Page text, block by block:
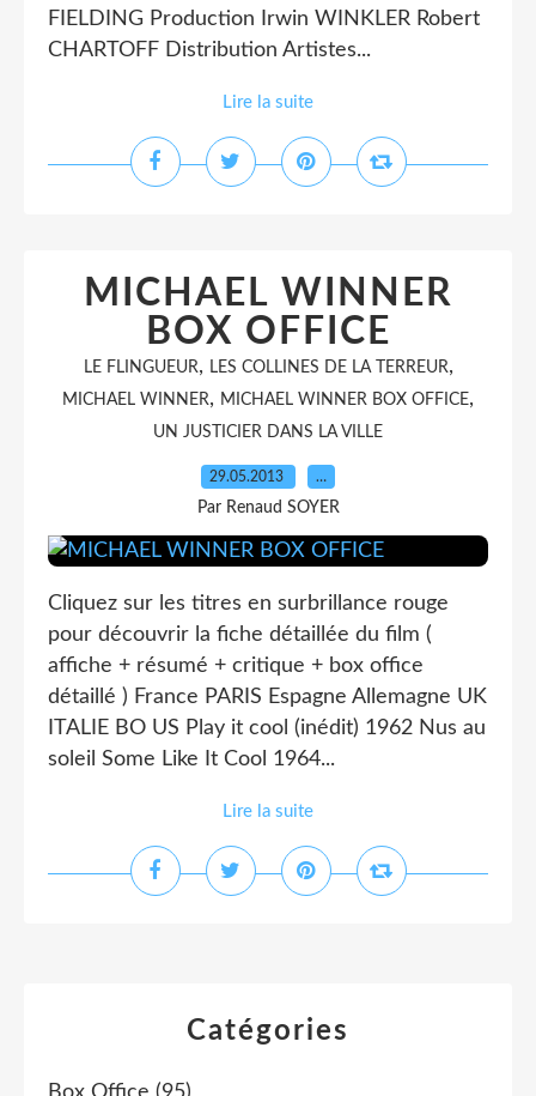
FIELDING Production Irwin WINKLER Robert
CHARTOFF Distribution Artistes...
Lire la suite
MICHAEL WINNER
BOX OFFICE
LE FLINGUEUR, LES COLLINES DE LA TERREUR,
MICHAEL WINNER, MICHAEL WINNER BOX OFFICE,
UN JUSTICIER DANS LA VILLE
29.05.2013 …
Par Renaud SOYER
Cliquez sur les titres en surbrillance rouge
pour découvrir la fiche détaillée du film (
affiche + résumé + critique + box office
détaillé ) France PARIS Espagne Allemagne UK
ITALIE BO US Play it cool (inédit) 1962 Nus au
soleil Some Like It Cool 1964...
Lire la suite
Catégories